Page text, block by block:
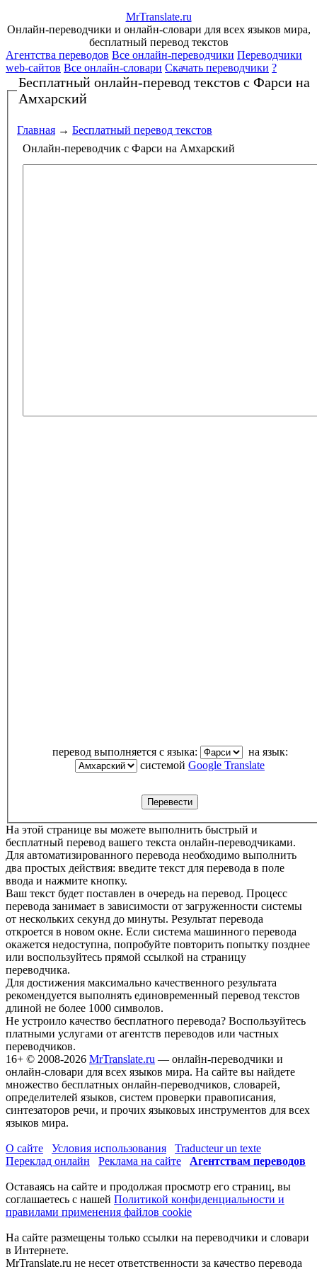
MrTranslate.ru
Онлайн-переводчики и онлайн-словари для всех языков мира,
бесплатный перевод текстов
Агентства переводов Все онлайн-переводчики Переводчики
web-сайтов Все онлайн-словари Скачать переводчики ?
Бесплатный онлайн-перевод текстов с Фарси на
Амхарский
Главная → Бесплатный перевод текстов
Онлайн-переводчик с Фарси на Амхарский
перевод выполняется с языка:
системой Google Translate
На этой странице вы можете выполнить быстрый и
бесплатный перевод вашего текста онлайн-переводчиками.
Для автоматизированного перевода необходимо выполнить
два простых действия: введите текст для перевода в поле
ввода и нажмите кнопку.
Ваш текст будет поставлен в очередь на перевод. Процесс
перевода занимает в зависимости от загруженности системы
от нескольких секунд до минуты. Результат перевода
откроется в новом окне. Если система машинного перевода
окажется недоступна, попробуйте повторить попытку позднее
или воспользуйтесь прямой ссылкой на страницу
переводчика.
Для достижения максимально качественного результата
рекомендуется выполнять единовременный перевод текстов
длиной не более 1000 символов.
Не устроило качество бесплатного перевода? Воспользуйтесь
платными услугами от агентств переводов или частных
переводчиков.
16+ © 2008-2026 MrTranslate.ru — онлайн-переводчики и
онлайн-словари для всех языков мира. На сайте вы найдете
множество бесплатных онлайн-переводчиков, словарей,
определителей языков, систем проверки правописания,
синтезаторов речи, и прочих языковых инструментов для всех
языков мира.
О сайте Условия использования
Traducteur un texte
Переклад онлайн
Реклама на сайте Агентствам переводов
Оставаясь на сайте и продолжая просмотр его страниц, вы
соглашаетесь с нашей Политикой конфиденциальности и
правилами применения файлов cookie
На сайте размещены только ссылки на переводчики и словари
в Интернете.
MrTranslate.ru не несет ответственности за качество перевода